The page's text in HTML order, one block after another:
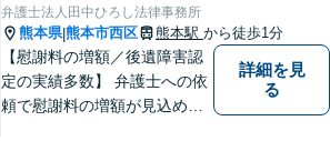
弁護士法人田中ひろし法律事務所
熊本県|熊本市西区 熊本駅 から徒歩1分
【慰謝料の増額／後遺障害認
定の実績多数】 弁護士への依
頼で慰謝料の増額が見込めま
詳細を見
る